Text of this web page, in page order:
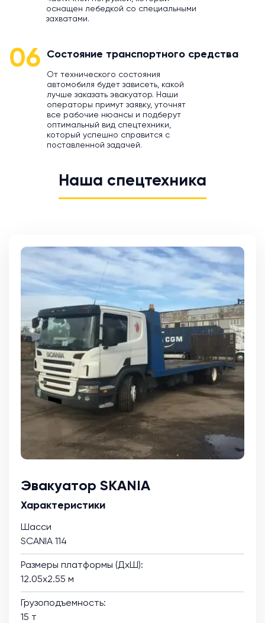
оснащен лебедкой со специальными
захватами.
06 Состояние транспортного средства
От технического состояния
автомобиля будет зависеть, какой
лучше заказать эвакуатор. Наши
операторы примут заявку, уточнят
все рабочие нюансы и подберут
оптимальный вид спецтехники,
который успешно справится с
поставленной задачей.
Наша спецтехника
Эвакуатор SKANIA
Характеристики
Шасси
SCANIA 114
Размеры платформы (ДхШ):
12.05х2.55 м
Грузоподъемность:
15 т